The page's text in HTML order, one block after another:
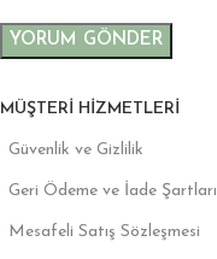
MÜŞTERI HIZMETLERI
Güvenlik ve Gizlilik
Geri Ödeme ve İade Şartları
Mesafeli Satış Sözleşmesi